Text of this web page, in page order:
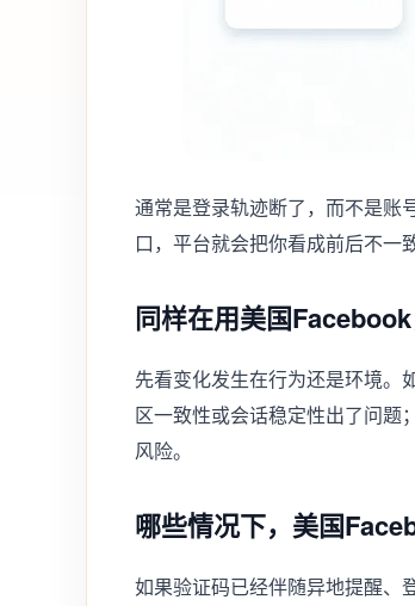
通常是登录轨迹断了，而不是账
口，平台就会把你看成前后不一
同样在用美国
先看变化发生在行为还是环境。
区一致性或会话稳定性出了问题
风险。
哪些情况下，美国
如果验证码已经伴随异地提醒、